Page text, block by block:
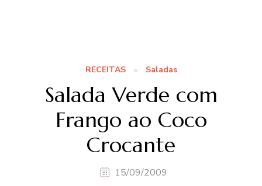
RECEITAS Saladas
Salada Verde com
Frango ao Coco
Crocante
15/09/2009